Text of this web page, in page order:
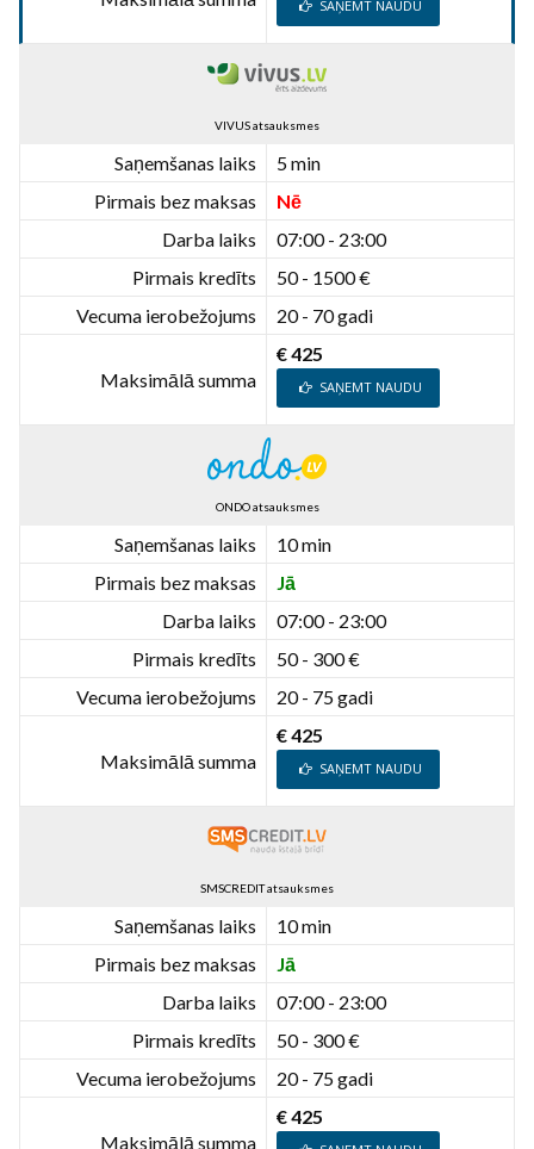
SAŅEMT NAUDU
VIVUS atsauksmes
Saņemšanas laiks
5 min
Pirmais bez maksas
Nē
Darba laiks
07:00 - 23:00
Pirmais kredīts
50 - 1500 €
Vecuma ierobežojums
20 - 70 gadi
Maksimālā summa
€ 425
SAŅEMT NAUDU
ONDO atsauksmes
Saņemšanas laiks
10 min
Pirmais bez maksas
Jā
Darba laiks
07:00 - 23:00
Pirmais kredīts
50 - 300 €
Vecuma ierobežojums
20 - 75 gadi
Maksimālā summa
€ 425
SAŅEMT NAUDU
SMSCREDIT atsauksmes
Saņemšanas laiks
10 min
Pirmais bez maksas
Jā
Darba laiks
07:00 - 23:00
Pirmais kredīts
50 - 300 €
Vecuma ierobežojums
20 - 75 gadi
Maksimālā summa
€ 425